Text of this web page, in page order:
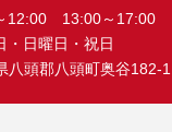
12:00 13:00～17:00
日曜日・祝日
八頭郡八頭町奥谷182-1